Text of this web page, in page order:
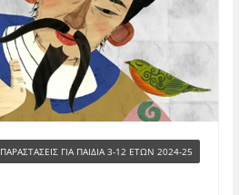
ΠΑΡΑΣΤΆΣΕΙΣ ΓΙΑ ΠΑΙΔΙΆ 3-12 ΕΤΏΝ 2024-25